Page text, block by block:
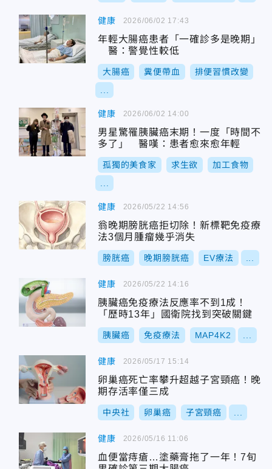
健康
年輕大腸癌患者「一確診多是晚期」
醫：警覺性較低
大腸癌 糞便帶血 排便習慣改變
2026/06/02 17:43
健康
男星驚罹胰臟癌末期！一度「時間不
多了」 醫嘆：患者愈來愈年輕
孤獨的美食家 求生欲 加工食物
2026/06/02 14:00
健康
翁晚期膀胱癌拒切除！新標靶免疫療
法3個月腫瘤幾乎消失
膀胱癌 晚期膀胱癌 EV療法
2026/05/22 14:56
健康
胰臟癌免疫療法反應率不到1成！
「歷時13年」國衛院找到突破關鍵
胰臟癌 免疫療法 MAP4K2
2026/05/22 14:16
健康
卵巢癌死亡率攀升超越子宮頸癌！晚
期存活率僅三成
中央社 卵巢癌 子宮頸癌
2026/05/17 15:14
健康
血便當痔瘡…塗藥膏拖了一年！7旬
2026/05/16 11:06